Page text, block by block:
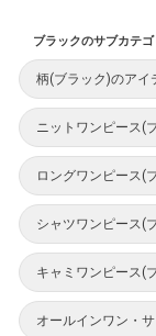
ブラックのサブカテ
柄(ブラック)のアイ
ニットワンピース(
ロングワンピース(
シャツワンピース(
キャミワンピース(
オールインワン・